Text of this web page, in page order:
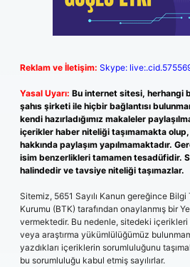
Reklam ve İletişim: Skype:
Yasal Uyarı: Bu internet sitesi, herhangi
şahıs şirketi ile hiçbir bağlantısı
kendi hazırladığımız makaleler
içerikler haber niteliği taşımamakta
hakkında paylaşım yapılmamaktadır.
isim benzerlikleri tamamen tesadüfidir.
halindedir ve tavsiye niteliği taşımazlar.
Sitemiz, 5651 Sayılı Kanun gereğince
Kurumu (BTK) tarafından onaylanmış bir
vermektedir. Bu nedenle, sitedeki
veya araştırma yükümlülüğümüz
yazdıkları içeriklerin sorumluluğunu
bu sorumluluğu kabul etmiş sayılırlar.